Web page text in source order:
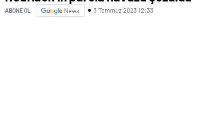
ABONE OL News 3 Temmuz 2023 12:33